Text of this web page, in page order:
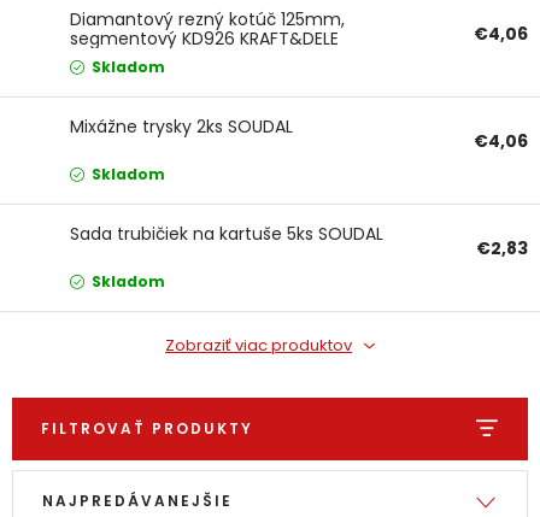
Přihlášení
Diamantový rezný kotúč 125mm,
segmentový KD926 KRAFT&DELE
€4,06
Skladom
Mixážne trysky 2ks SOUDAL
€4,06
Skladom
Sada trubičiek na kartuše 5ks SOUDAL
€2,83
Skladom
Zobraziť viac produktov
FILTROVAŤ PRODUKTY
Výpis produktov
Radenie produktov
NAJPREDÁVANEJŠIE